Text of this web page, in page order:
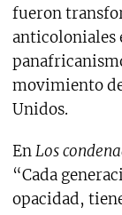
fueron
anticoloniales
movimiento
Unidos.
EnLos
“Cada
opacidad,